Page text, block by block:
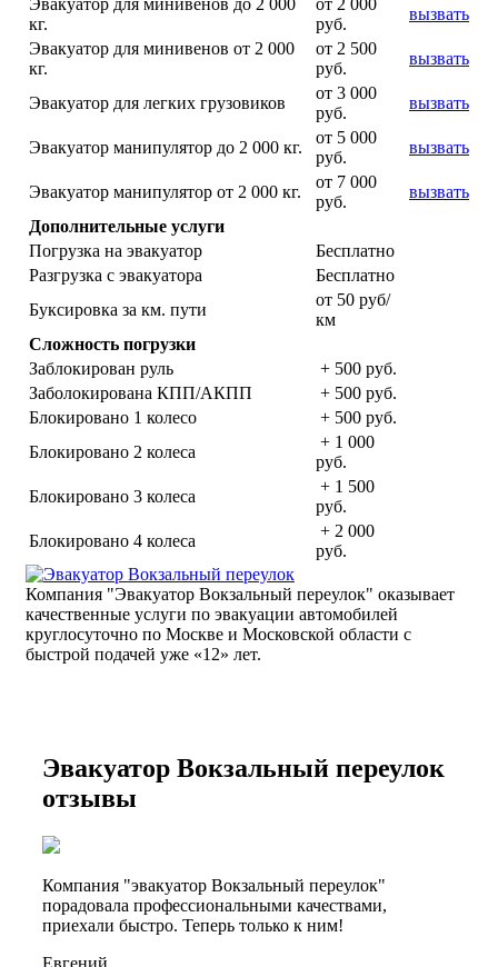
Эвакуатор для минивенов до 2 000
кг.
от 2 000
руб.
вызвать
Эвакуатор для минивенов от 2 000
кг.
от 2 500
руб.
вызвать
Эвакуатор для легких грузовиков
от 3 000
руб.
вызвать
Эвакуатор манипулятор до 2 000 кг.
от 5 000
руб.
вызвать
Эвакуатор манипулятор от 2 000 кг.
от 7 000
руб.
вызвать
Дополнительные услуги
Погрузка на эвакуатор
Бесплатно
Разгрузка с эвакуатора
Бесплатно
Буксировка за км. пути
от 50 руб/
км
Сложность погрузки
Заблокирован руль
+ 500 руб.
Заболокирована КПП/АКПП
+ 500 руб.
Блокировано 1 колесо
+ 500 руб.
Блокировано 2 колеса
+ 1 000
руб.
Блокировано 3 колеса
+ 1 500
руб.
Блокировано 4 колеса
+ 2 000
руб.
Компания "Эвакуатор Вокзальный переулок" оказывает
качественные услуги по эвакуации автомобилей
круглосуточно по Москве и Московской области с
быстрой подачей уже «12» лет.
Эвакуатор Вокзальный переулок
отзывы
Компания "эвакуатор Вокзальный переулок"
порадовала профессиональными качествами,
приехали быстро. Теперь только к ним!
Евгений